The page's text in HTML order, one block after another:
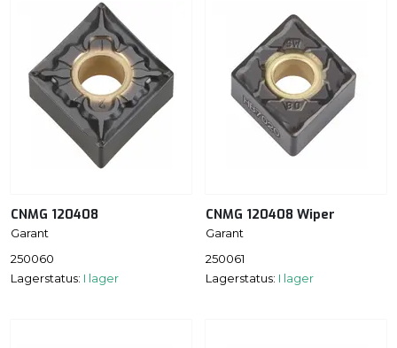
CNMG 120408
Garant
250060
Lagerstatus: I lager
CNMG 120408 Wiper
Garant
250061
Lagerstatus: I lager